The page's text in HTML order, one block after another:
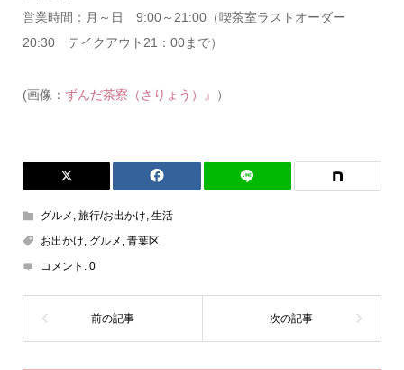
営業時間：月～日 9:00～21:00（喫茶室ラストオーダー
20:30 テイクアウト21：00まで）
(画像： ずんだ茶寮（さりょう）』 ）
グルメ , 旅行/お出かけ, 生活
お出かけ, グルメ , 青葉区
コメント: 0